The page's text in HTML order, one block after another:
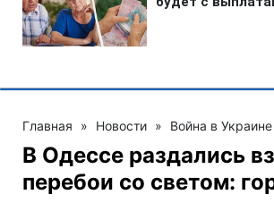
Главная » Новости » Война в Украине
В Одессе раздались
перебои со светом: